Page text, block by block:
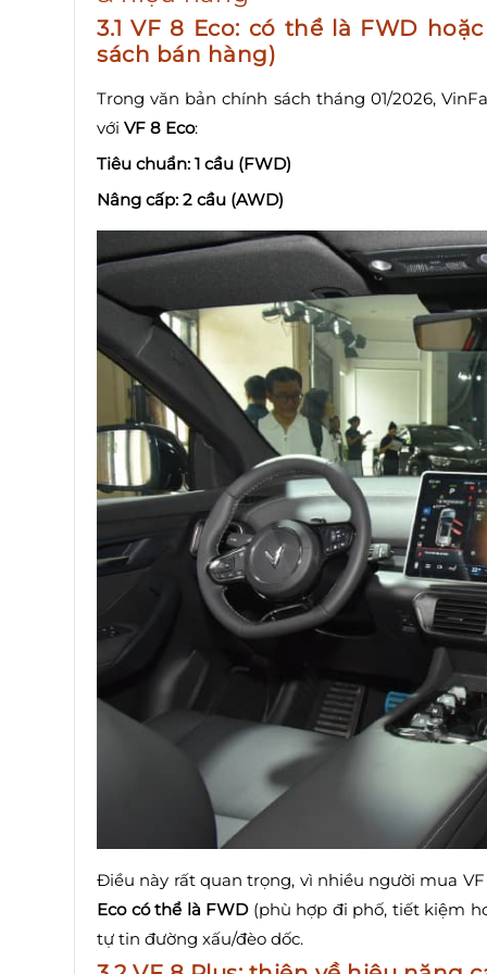
3.1 VF 8 Eco: có thể là FWD
sách bán hàng)
Trong văn bản chính sách tháng 01/2026,
với VF 8 Eco:
Tiêu chuẩn: 1 cầu (FWD)
Nâng cấp: 2 cầu (AWD)
Điều này rất quan trọng, vì nhiều người mua
Eco có thể là FWD(phù hợp đi phố, tiết kiệm
tự tin đường xấu/đèo dốc.